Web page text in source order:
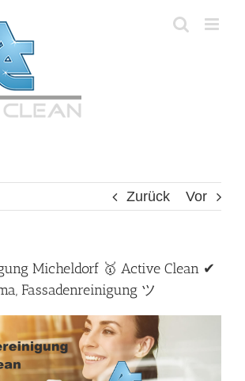
Zurück Vor
Micheldorf 🥇 Active Clean ✔
Fassadenreinigung ツ